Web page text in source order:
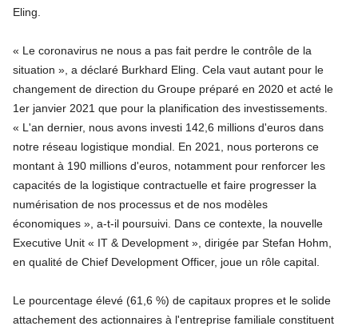
Eling.
« Le coronavirus ne nous a pas fait perdre le contrôle de la
situation », a déclaré Burkhard Eling. Cela vaut autant pour le
changement de direction du Groupe préparé en 2020 et acté le
1er janvier 2021 que pour la planification des investissements.
« L'an dernier, nous avons investi 142,6 millions d'euros dans
notre réseau logistique mondial. En 2021, nous porterons ce
montant à 190 millions d'euros, notamment pour renforcer les
capacités de la logistique contractuelle et faire progresser la
numérisation de nos processus et de nos modèles
économiques », a-t-il poursuivi. Dans ce contexte, la nouvelle
Executive Unit « IT & Development », dirigée par Stefan Hohm,
en qualité de Chief Development Officer, joue un rôle capital.
Le pourcentage élevé (61,6 %) de capitaux propres et le solide
attachement des actionnaires à l'entreprise familiale constituent